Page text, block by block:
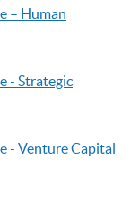
– Human
- Strategic
- Venture Capital